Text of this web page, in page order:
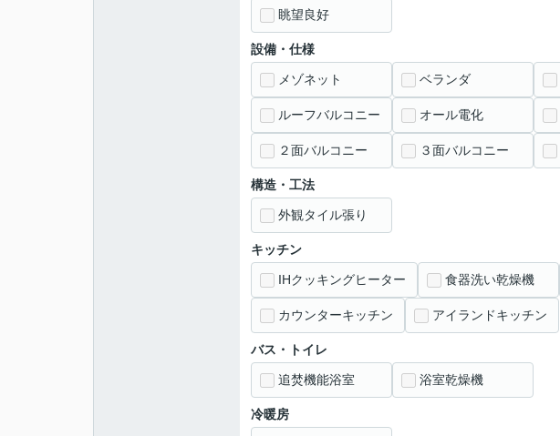
眺望良好
設備・仕様
メゾネット ベランダ
ルーフバルコニー オール電化
２面バルコニー ３面バルコニー
構造・工法
外観タイル張り
キッチン
IHクッキングヒーター 食器洗い乾燥機
カウンターキッチン アイランドキッチン
バス・トイレ
追焚機能浴室 浴室乾燥機
冷暖房